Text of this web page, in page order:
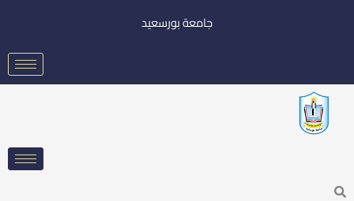
جامعة بورسعيد
Search